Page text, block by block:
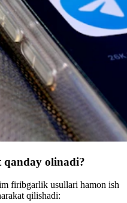
qanday olinadi?
firibgarlik usullari hamon ish
qilishadi: